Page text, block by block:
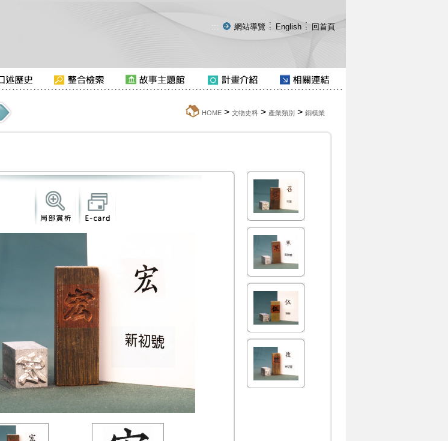
::: 網站導覽 English 回首頁
HOME> 文物史料> 產業類別 > 銅模業